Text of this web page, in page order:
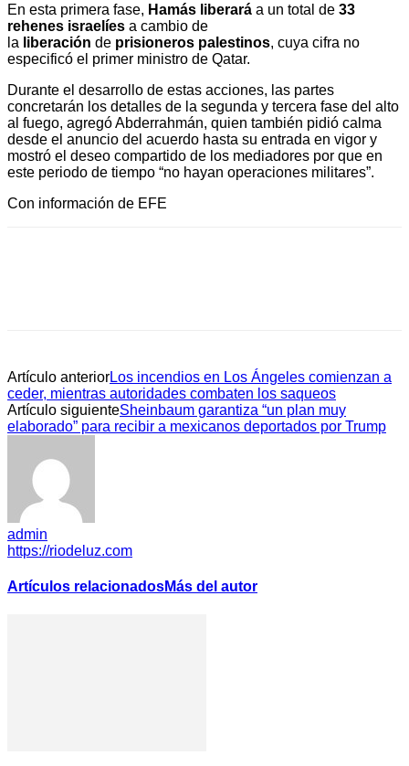
En esta primera fase, Hamás liberará a un total de 33
rehenes israelíes a cambio de
la liberación de prisioneros palestinos, cuya cifra no
especificó el primer ministro de Qatar.
Durante el desarrollo de estas acciones, las partes
concretarán los detalles de la segunda y tercera fase del alto
al fuego, agregó Abderrahmán, quien también pidió calma
desde el anuncio del acuerdo hasta su entrada en vigor y
mostró el deseo compartido de los mediadores por que en
este periodo de tiempo “no hayan operaciones militares”.
Con información de EFE
Artículo anteriorLos incendios en Los Ángeles comienzan a
ceder, mientras autoridades combaten los saqueos
Artículo siguienteSheinbaum garantiza “un plan muy
elaborado” para recibir a mexicanos deportados por Trump
admin
https://riodeluz.com
Artículos relacionadosMás del autor